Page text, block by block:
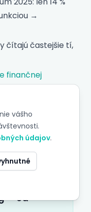
→
čítajú častejšie tí,
finančnej
slovenských
— od
vášho
údajov.